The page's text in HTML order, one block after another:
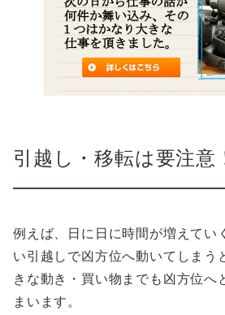
引越し・移転は要注意
例えば、日に日に時間が増えてい
い引越しで凶方位へ動いてしまう
きな動き・買い物までも凶方位へ
まいます。